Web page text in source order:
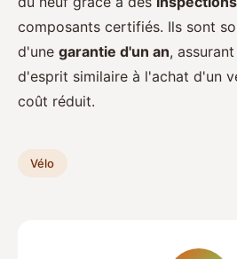
composants certifiés. Ils sont
d'une garantie d'un an,
d'esprit similaire à l'achat d'un
coût réduit.
Vélo